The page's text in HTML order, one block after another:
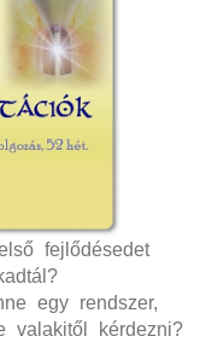
fejlődésedet
egy rendszer,
valakitől kérdezni?